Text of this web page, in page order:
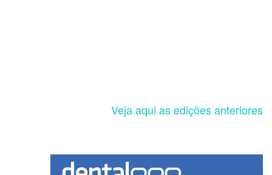
Veja aqui as edições anteriores